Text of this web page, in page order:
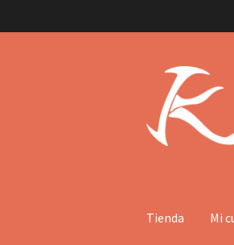
navegación
contenido
Tienda Mi